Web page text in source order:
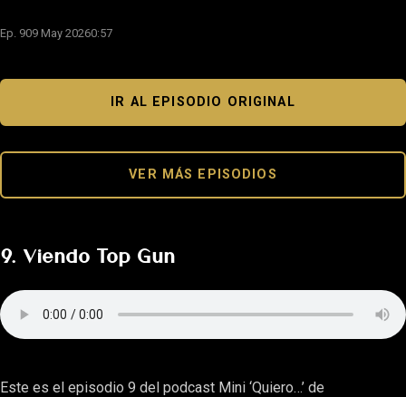
Ep. 909 May 20260:57
IR AL EPISODIO ORIGINAL
VER MÁS EPISODIOS
9. Viendo Top Gun
Este es el episodio 9 del podcast Mini ‘Quiero…’ de